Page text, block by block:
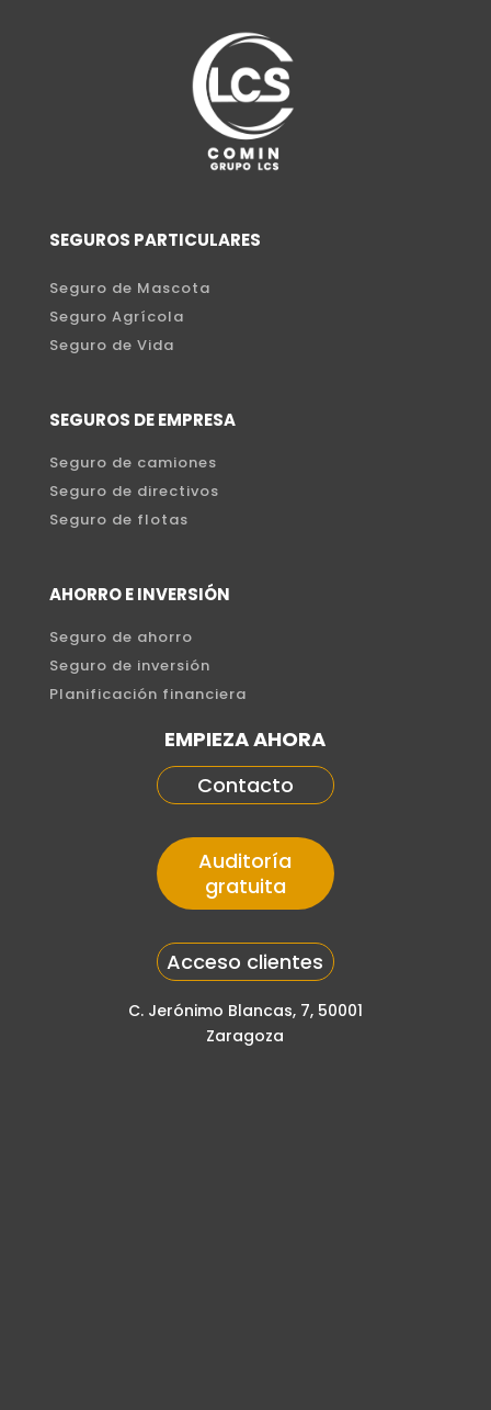
SEGUROS PARTICULARES
Seguro de Mascota
Seguro Agrícola
Seguro de Vida
SEGUROS DE EMPRESA
Seguro de camiones
Seguro de directivos
Seguro de flotas
AHORRO E INVERSIÓN
Seguro de ahorro
Seguro de inversión
Planificación financiera
EMPIEZA AHORA
Contacto
Auditoría
gratuita
Acceso clientes
C. Jerónimo Blancas, 7, 50001
Zaragoza